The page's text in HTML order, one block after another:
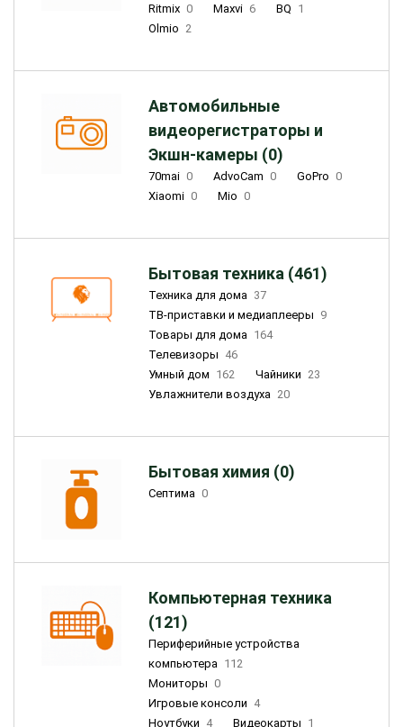
Ritmix 0 Maxvi 6 BQ 1
Olmio 2
Автомобильные
видеорегистраторы и
Экшн-камеры (0)
70mai 0 AdvoCam 0 GoPro 0
Xiaomi 0 Mio 0
Бытовая техника (461)
Техника для дома 37
ТВ-приставки и медиаплееры 9
Товары для дома 164
Телевизоры 46
Умный дом 162 Чайники 23
Увлажнители воздуха 20
Бытовая химия (0)
Септима 0
Компьютерная техника
(121)
Периферийные устройства
компьютера 112
Мониторы 0
Игровые консоли 4
Ноутбуки 4 Видеокарты 1